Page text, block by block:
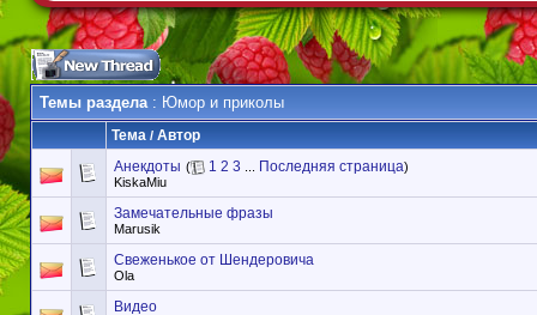
Темы раздела: Юмор и приколы
Тема / Автор
Анекдоты ( 1 2 3 Последняя страница)
KiskaMiu
Замечательные фразы
Marusik
Свеженькое от Шендеровича
Ola
Видео